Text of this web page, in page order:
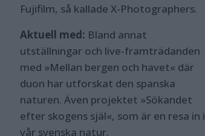
Fujifilm, så kallade X-Photographers.
Aktuell med: Bland annat
utställningar och live-framträdanden
med »Mellan bergen och havet« där
duon har utforskat den spanska
naturen. Även projektet »Sökandet
efter skogens själ«, som är en resa in i
vår svenska natur.